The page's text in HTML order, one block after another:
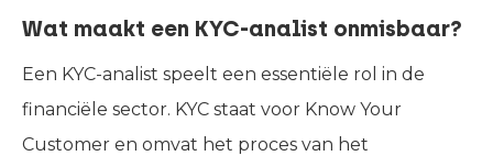
Wat maakt een KYC-analist onmisbaar?
Een KYC-analist speelt een essentiële rol in de
financiële sector. KYC staat voor Know Your
Customer en omvat het proces van het